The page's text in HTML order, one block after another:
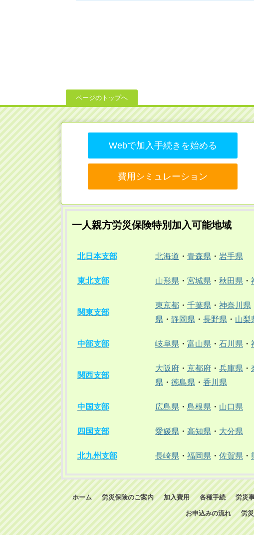
ページのトップへ
Webで加入手続きを始める
費用シミュレーション
一人親方労災保険特別加入可能地域
北日本支部 北海道 ・ 青森県 ・ 岩手県
東北支部 山形県 ・ 宮城県 ・ 秋田県 ・
関東支部
東京都 ・ 千葉県 ・ 神奈川県
県 ・ 静岡県 ・ 長野県 ・ 山梨
中部支部 岐阜県 ・ 富山県 ・ 石川県 ・
関西支部
大阪府 ・ 京都府 ・ 兵庫県 ・
県 ・ 徳島県 ・ 香川県
中国支部 広島県 ・ 島根県 ・ 山口県
四国支部 愛媛県 ・ 高知県 ・ 大分県
北九州支部 長崎県 ・ 福岡県 ・ 佐賀県 ・
ホーム 労災保険のご案内 加入費用 各種手続 労災
お申込みの流れ 労